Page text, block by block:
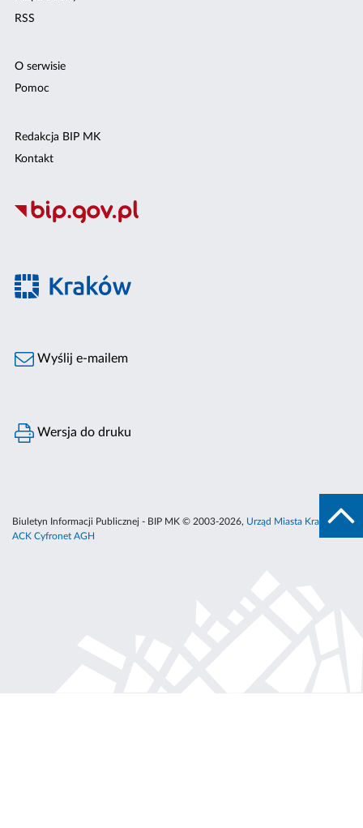
RSS
O serwisie
Pomoc
Redakcja BIP MK
Kontakt
Wyślij e-mailem
Wersja do druku
Biuletyn Informacji Publicznej - BIP MK © 2003-2026, Urząd Miasta Krakowa
ACK Cyfronet AGH